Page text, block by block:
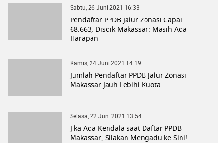
Sabtu, 26 Juni 2021 16:33
Pendaftar PPDB Jalur Zonasi Capai
68.663, Disdik Makassar: Masih Ada
Harapan
Kamis, 24 Juni 2021 14:19
Jumlah Pendaftar PPDB Jalur Zonasi
Makassar Jauh Lebihi Kuota
Selasa, 22 Juni 2021 13:54
Jika Ada Kendala saat Daftar PPDB
Makassar, Silakan Mengadu ke Sini!